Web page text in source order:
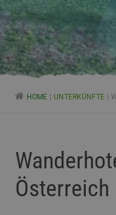
HOME UNTERKÜNFTE
Österreich